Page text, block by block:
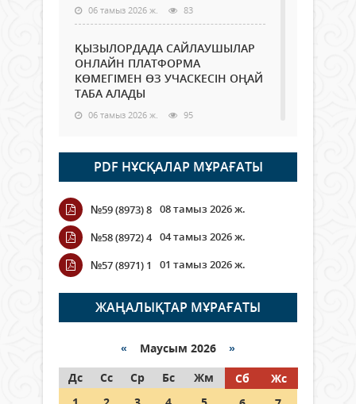
06 тамыз 2026 ж. 83
ҚЫЗЫЛОРДАДА САЙЛАУШЫЛАР
ОНЛАЙН ПЛАТФОРМА
КӨМЕГІМЕН ӨЗ УЧАСКЕСІН ОҢАЙ
ТАБА АЛАДЫ
06 тамыз 2026 ж. 95
Open Air: Қызылорда облысы
полиция департаменті 20
мыңнан астам көрерменнің
қауіпсіздігін қамтамасыз етті
06 тамыз 2026 ж.
Wi-Fi ҚАБЫРҒА АРҚЫЛЫ ҚАЛАЙ
ӨТЕДІ?
06 тамыз 2026 ж. 273
граждане Казахстана,
05 тамыз 2026 ж. 154
PDF НҰСҚАЛАР МҰРАҒАТЫ
№59 (8973) 8 08 тамыз 2026 ж.
№58 (8972) 4 04 тамыз 2026 ж.
№57 (8971) 1
01 тамыз 2026 ж.
ЖАҢАЛЫҚТАР МҰРАҒАТЫ
« Маусым 2026 »
Дс
Сс Ср Бс Жм Сб
Жс